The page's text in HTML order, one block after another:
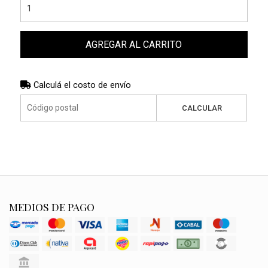
AGREGAR AL CARRITO
Calculá el costo de envío
CALCULAR
MEDIOS DE PAGO